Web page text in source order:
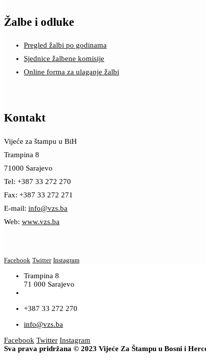
Žalbe i odluke
Pregled žalbi po godinama
Sjednice žalbene komisije
Online forma za ulaganje žalbi
Kontakt
Vijeće za štampu u BiH
Trampina 8
71000 Sarajevo
Tel: +387 33 272 270
Fax: +387 33 272 271
E-mail: info@vzs.ba
Web: www.vzs.ba
Facebook Twitter Instagram
Trampina 8
71 000 Sarajevo
+387 33 272 270
info@vzs.ba
Facebook Twitter Instagram
Sva prava pridržana © 2023 Vijeće Za Štampu u Bosni i